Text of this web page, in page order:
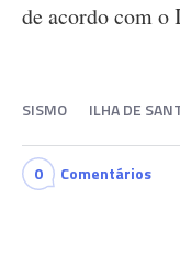
de acordo com o
SISMO ILHA DE
0 Comentários